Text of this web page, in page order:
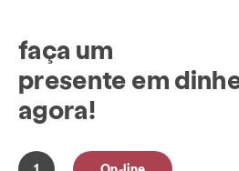
faça um
presente em
agora!